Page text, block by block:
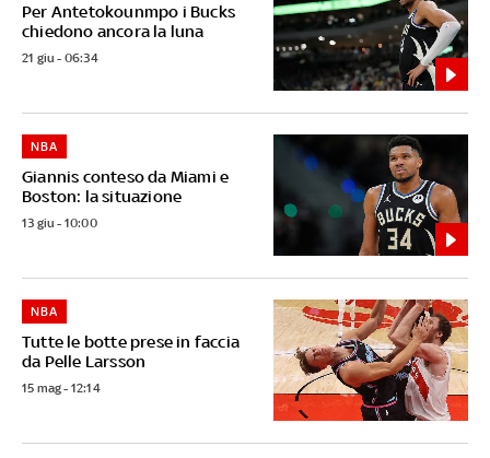
Per Antetokounmpo i Bucks
chiedono ancora la luna
21 giu - 06:34
Giannis conteso da Miami e
Boston: la situazione
NBA
13 giu - 10:00
Tutte le botte prese in faccia
da Pelle Larsson
NBA
15 mag - 12:14